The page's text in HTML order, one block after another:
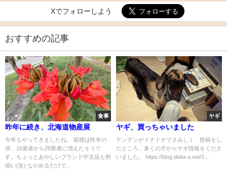
Xでフォローしよう
おすすめの記事
食事
昨年に続き、北海道物産展
今年もやってきましたね。 面積は昨年の
倍、16業者から26業者に増えたそうで
す。ちょっとあやしいブランド中古品も勢
揃い(笑) ながめるだけで...
ヤギ
ヤギ、買っちゃいました
テンテンがドナドナでさみしく、投稿をし
たところ、多くの方からヤギ情報をくださ
いました。 https://blog.delta-a.net/3...